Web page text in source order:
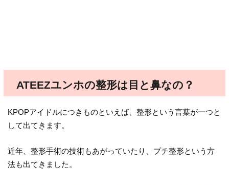
ATEEZユンホの整形は目と鼻なの？
KPOPアイドルにつきものといえば、整形という言葉が一つと
して出てきます。
近年、整形手術の技術もあがっていたり、プチ整形という方
法も出てきました。